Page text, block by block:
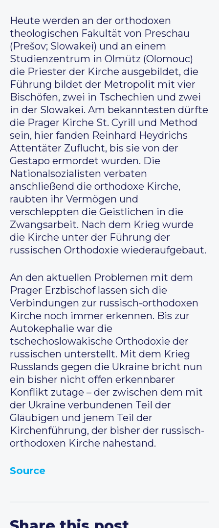
Heute werden an der orthodoxen
theologischen Fakultät von Preschau
(Prešov; Slowakei) und an einem
Studienzentrum in Olmütz (Olomouc)
die Priester der Kirche ausgebildet, die
Führung bildet der Metropolit mit vier
Bischöfen, zwei in Tschechien und zwei
in der Slowakei. Am bekanntesten dürfte
die Prager Kirche St. Cyrill und Method
sein, hier fanden Reinhard Heydrichs
Attentäter Zuflucht, bis sie von der
Gestapo ermordet wurden. Die
Nationalsozialisten verbaten
anschließend die orthodoxe Kirche,
raubten ihr Vermögen und
verschleppten die Geistlichen in die
Zwangsarbeit. Nach dem Krieg wurde
die Kirche unter der Führung der
russischen Orthodoxie wiederaufgebaut.
An den aktuellen Problemen mit dem
Prager Erzbischof lassen sich die
Verbindungen zur russisch-orthodoxen
Kirche noch immer erkennen. Bis zur
Autokephalie war die
tschechoslowakische Orthodoxie der
russischen unterstellt. Mit dem Krieg
Russlands gegen die Ukraine bricht nun
ein bisher nicht offen erkennbarer
Konflikt zutage – der zwischen dem mit
der Ukraine verbundenen Teil der
Gläubigen und jenem Teil der
Kirchenführung, der bisher der russisch-
orthodoxen Kirche nahestand.
Source